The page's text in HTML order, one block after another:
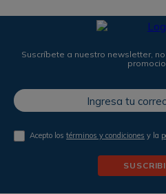
Suscríbete a nuestro newsletter,
Acepto lostérminos y condiciones y la